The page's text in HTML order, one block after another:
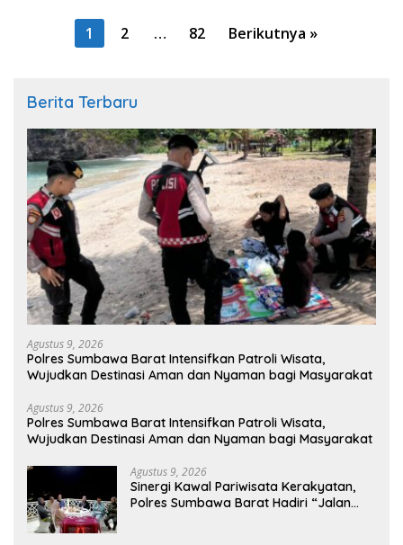
Paginasi
1 2 … 82 Berikutnya »
Berita Terbaru
Agustus 9, 2026
Polres Sumbawa Barat Intensifkan Patroli Wisata,
Wujudkan Destinasi Aman dan Nyaman bagi Masyarakat
Agustus 9, 2026
Polres Sumbawa Barat Intensifkan Patroli Wisata,
Wujudkan Destinasi Aman dan Nyaman bagi Masyarakat
Agustus 9, 2026
Sinergi Kawal Pariwisata Kerakyatan,
Polres Sumbawa Barat Hadiri “Jalan